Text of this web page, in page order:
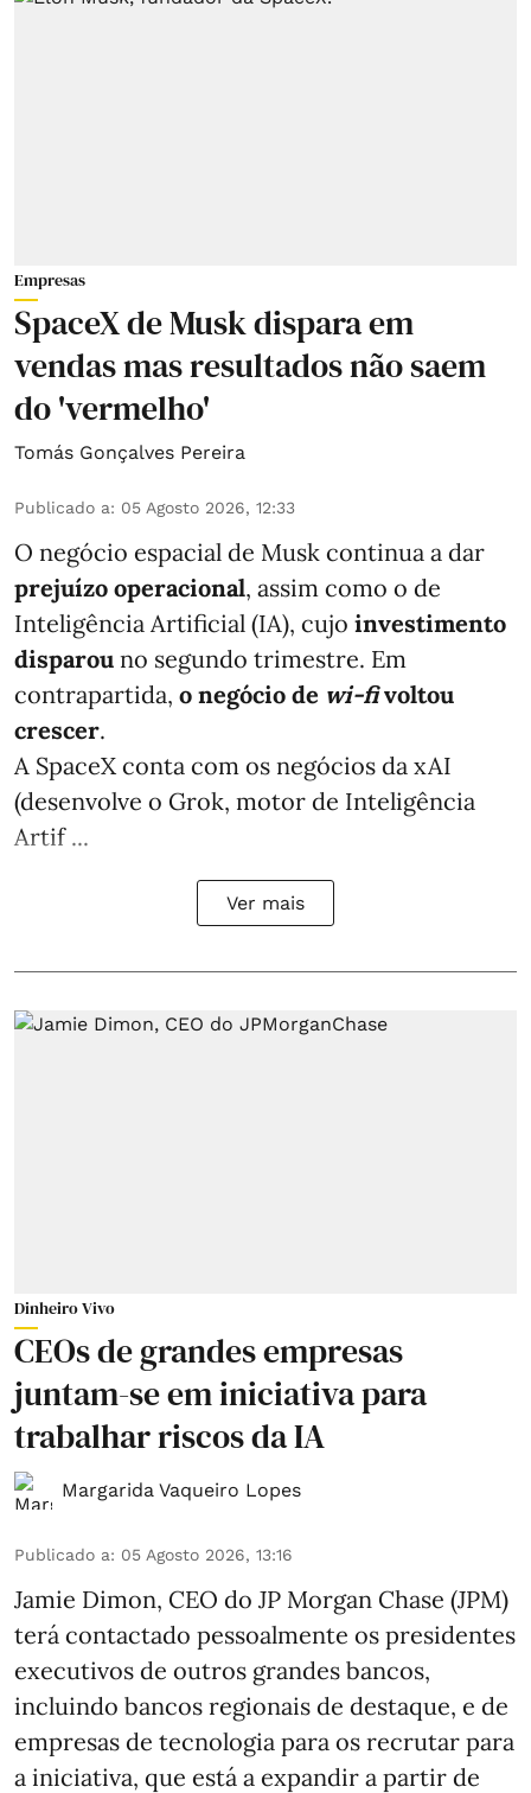
Empresas
SpaceX de Musk dispara em
vendas mas resultados não saem
do 'vermelho'
Tomás Gonçalves Pereira
Publicado a: 05 Agosto 2026, 12:33
O negócio espacial de Musk continua a dar
prejuízo operacional, assim como o de
Inteligência Artificial (IA), cujo investimento
disparou no segundo trimestre. Em
contrapartida, o negócio de wi-fivoltou
crescer.
A SpaceX conta com os negócios da xAI
(desenvolve o Grok, motor de Inteligência
Artif ...
Ver mais
Dinheiro Vivo
CEOs de grandes empresas
juntam-se em iniciativa para
trabalhar riscos da IA
Margarida Vaqueiro Lopes
Publicado a: 05 Agosto 2026, 13:16
Jamie Dimon, CEO do JP Morgan Chase (JPM)
terá contactado pessoalmente os presidentes
executivos de outros grandes bancos,
incluindo bancos regionais de destaque, e de
empresas de tecnologia para os recrutar para
a iniciativa, que está a expandir a partir de